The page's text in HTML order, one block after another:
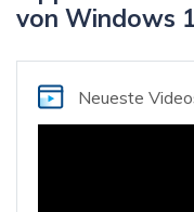
von Windows
Neueste